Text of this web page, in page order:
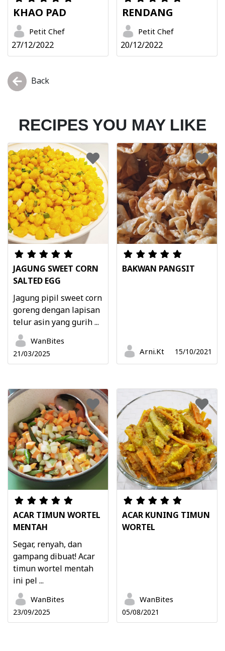
KHAO PAD
Petit Chef
27/12/2022
RENDANG
Petit Chef
20/12/2022
Back
RECIPES YOU MAY LIKE
JAGUNG SWEET CORN
SALTED EGG
Jagung pipil sweet corn
goreng dengan lapisan
telur asin yang gurih ...
WanBites
21/03/2025
BAKWAN PANGSIT
Arni.Kt 15/10/2021
ACAR TIMUN WORTEL
MENTAH
Segar, renyah, dan
gampang dibuat! Acar
timun wortel mentah
ini pel ...
WanBites
23/09/2025
ACAR KUNING TIMUN
WORTEL
WanBites
05/08/2021